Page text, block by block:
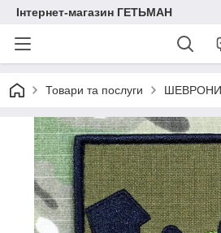
Інтернет-магазин ГЕТЬМАН
Товари та послуги